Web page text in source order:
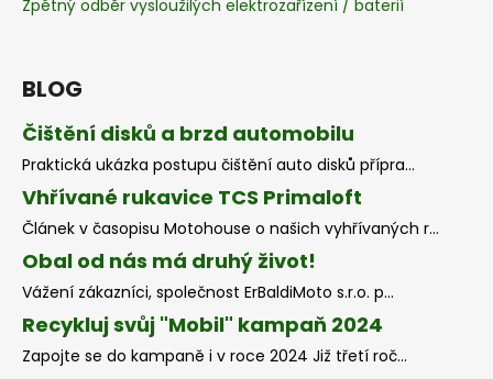
Zpětný odběr vysloužilých elektrozařízení / baterií
BLOG
Čištění disků a brzd automobilu
Praktická ukázka postupu čištění auto disků přípra...
Vhřívané rukavice TCS Primaloft
Článek v časopisu Motohouse o našich vyhřívaných r...
Obal od nás má druhý život!
Vážení zákazníci, společnost ErBaldiMoto s.r.o. p...
Recykluj svůj "Mobil" kampaň 2024
Zapojte se do kampaně i v roce 2024 Již třetí roč...